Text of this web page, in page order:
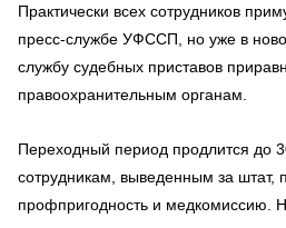
Практически всех сотрудников
пресс-службе УФССП, но уже в
службу судебных приставов
правоохранительным органам.
Переходный период продлится до
сотрудникам, выведенным за штат,
профпригодность и медкомиссию.